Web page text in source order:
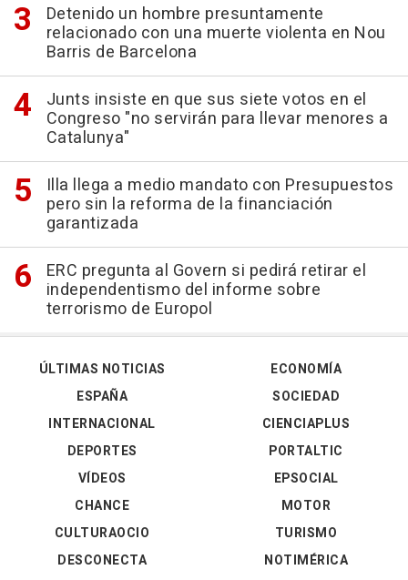
Detenido un hombre presuntamente
relacionado con una muerte violenta en Nou
Barris de Barcelona
Junts insiste en que sus siete votos en el
Congreso "no servirán para llevar menores a
Catalunya"
Illa llega a medio mandato con Presupuestos
pero sin la reforma de la financiación
garantizada
ERC pregunta al Govern si pedirá retirar el
independentismo del informe sobre
terrorismo de Europol
ÚLTIMAS NOTICIAS
ESPAÑA
INTERNACIONAL
DEPORTES
VÍDEOS
ECONOMÍA
SOCIEDAD
CIENCIAPLUS
PORTALTIC
EPSOCIAL
CHANCE
CULTURAOCIO
DESCONECTA
MOTOR
TURISMO
NOTIMÉRICA